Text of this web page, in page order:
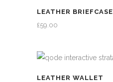
LEATHER BRIEFCASE
£59.00
LEATHER WALLET